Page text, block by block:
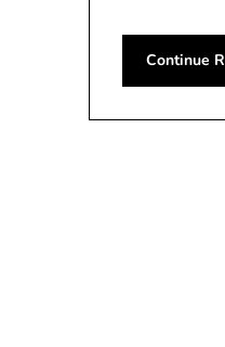
Continue